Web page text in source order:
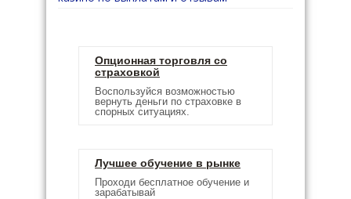
Опционная торговля со
страховкой
Воспользуйся возможностью
вернуть деньги по страховке в
спорных ситуациях.
Лучшее обучение в рынке
Проходи бесплатное обучение и
зарабатывай